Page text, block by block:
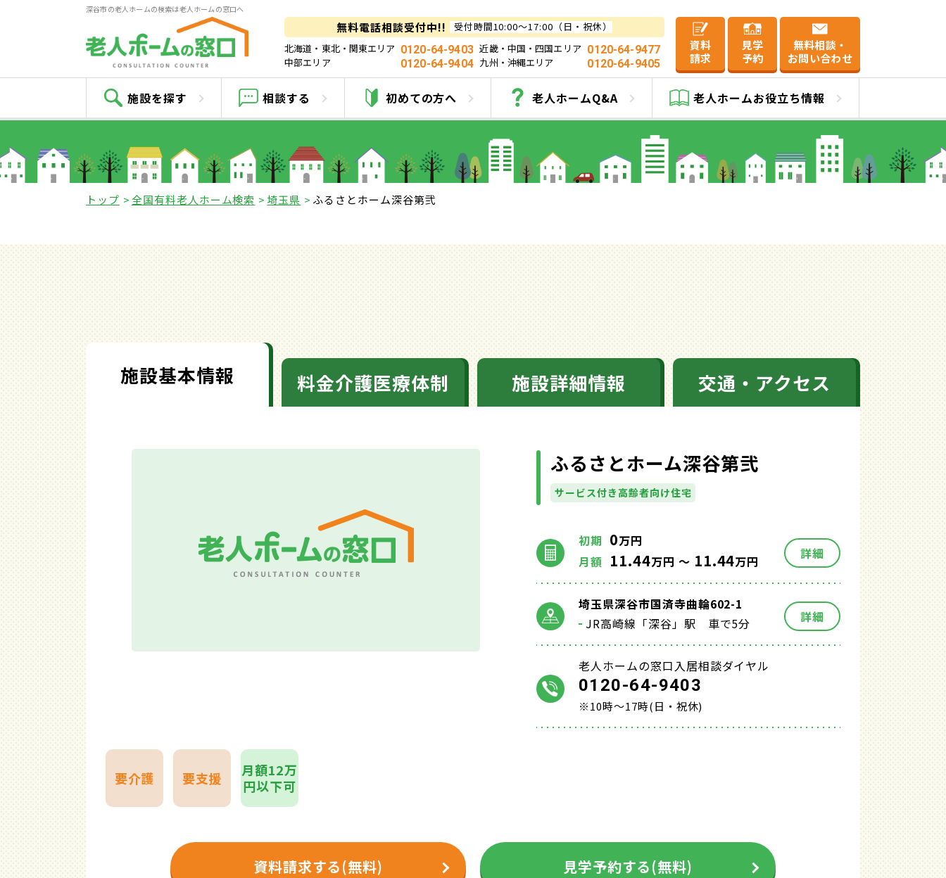
深谷市の老人ホームの検索は老人ホームの窓口へ
無料電話相談受付中!!
受付時間10:00～17:00（日・祝休）
北海道・東北・関東エリア 0120-64-9403 近畿・中国・四国エリア 0120-64-9477
中部エリア
0120-64-9404 九州・沖縄エリア 0120-64-9405
資料
請求
見学
予約
無料相談・
お問い合わせ
施設を探す 相談する 初めての方へ 老人ホームQ&A 老人ホームお役立ち情報
ふるさとホーム深谷第弐
トップ 全国有料老人ホーム検索 埼玉県 ふるさとホーム深谷第弐
施設基本情報 料金介護医療体制 施設詳細情報 交通・アクセス
ふるさとホーム深谷第弐
サービス付き高齢者向け住宅
初期 0万円
月額 11.44万円 ～ 11.44万円 詳細
埼玉県深谷市国済寺曲輪602-1
JR高崎線「深谷」駅 車で5分
詳細
老人ホームの窓口入居相談ダイヤル
0120-64-9403
※10時～17時(日・祝休)
要介護 要支援
月額12万
円以下可
資料請求する(無料) 見学予約する(無料)